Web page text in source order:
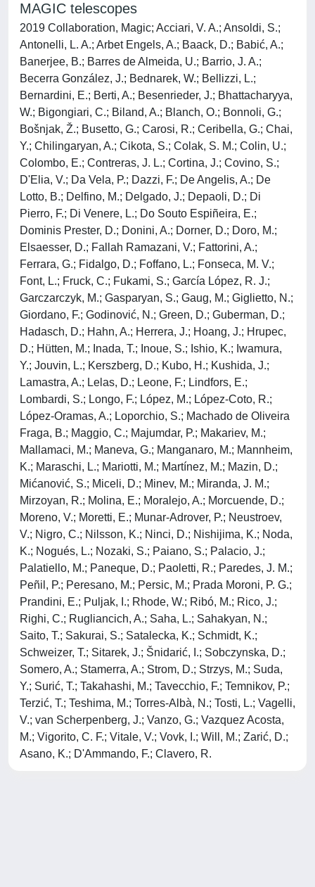
MAGIC telescopes
2019 Collaboration, Magic; Acciari, V. A.; Ansoldi, S.;
Antonelli, L. A.; Arbet Engels, A.; Baack, D.; Babić, A.;
Banerjee, B.; Barres de Almeida, U.; Barrio, J. A.;
Becerra González, J.; Bednarek, W.; Bellizzi, L.;
Bernardini, E.; Berti, A.; Besenrieder, J.; Bhattacharyya,
W.; Bigongiari, C.; Biland, A.; Blanch, O.; Bonnoli, G.;
Bošnjak, Ž.; Busetto, G.; Carosi, R.; Ceribella, G.; Chai,
Y.; Chilingaryan, A.; Cikota, S.; Colak, S. M.; Colin, U.;
Colombo, E.; Contreras, J. L.; Cortina, J.; Covino, S.;
D'Elia, V.; Da Vela, P.; Dazzi, F.; De Angelis, A.; De
Lotto, B.; Delfino, M.; Delgado, J.; Depaoli, D.; Di
Pierro, F.; Di Venere, L.; Do Souto Espiñeira, E.;
Dominis Prester, D.; Donini, A.; Dorner, D.; Doro, M.;
Elsaesser, D.; Fallah Ramazani, V.; Fattorini, A.;
Ferrara, G.; Fidalgo, D.; Foffano, L.; Fonseca, M. V.;
Font, L.; Fruck, C.; Fukami, S.; García López, R. J.;
Garczarczyk, M.; Gasparyan, S.; Gaug, M.; Giglietto, N.;
Giordano, F.; Godinović, N.; Green, D.; Guberman, D.;
Hadasch, D.; Hahn, A.; Herrera, J.; Hoang, J.; Hrupec,
D.; Hütten, M.; Inada, T.; Inoue, S.; Ishio, K.; Iwamura,
Y.; Jouvin, L.; Kerszberg, D.; Kubo, H.; Kushida, J.;
Lamastra, A.; Lelas, D.; Leone, F.; Lindfors, E.;
Lombardi, S.; Longo, F.; López, M.; López-Coto, R.;
López-Oramas, A.; Loporchio, S.; Machado de Oliveira
Fraga, B.; Maggio, C.; Majumdar, P.; Makariev, M.;
Mallamaci, M.; Maneva, G.; Manganaro, M.; Mannheim,
K.; Maraschi, L.; Mariotti, M.; Martínez, M.; Mazin, D.;
Mićanović, S.; Miceli, D.; Minev, M.; Miranda, J. M.;
Mirzoyan, R.; Molina, E.; Moralejo, A.; Morcuende, D.;
Moreno, V.; Moretti, E.; Munar-Adrover, P.; Neustroev,
V.; Nigro, C.; Nilsson, K.; Ninci, D.; Nishijima, K.; Noda,
K.; Nogués, L.; Nozaki, S.; Paiano, S.; Palacio, J.;
Palatiello, M.; Paneque, D.; Paoletti, R.; Paredes, J. M.;
Peñil, P.; Peresano, M.; Persic, M.; Prada Moroni, P. G.;
Prandini, E.; Puljak, I.; Rhode, W.; Ribó, M.; Rico, J.;
Righi, C.; Rugliancich, A.; Saha, L.; Sahakyan, N.;
Saito, T.; Sakurai, S.; Satalecka, K.; Schmidt, K.;
Schweizer, T.; Sitarek, J.; Šnidarić, I.; Sobczynska, D.;
Somero, A.; Stamerra, A.; Strom, D.; Strzys, M.; Suda,
Y.; Surić, T.; Takahashi, M.; Tavecchio, F.; Temnikov, P.;
Terzić, T.; Teshima, M.; Torres-Albà, N.; Tosti, L.; Vagelli,
V.; van Scherpenberg, J.; Vanzo, G.; Vazquez Acosta,
M.; Vigorito, C. F.; Vitale, V.; Vovk, I.; Will, M.; Zarić, D.;
Asano, K.; D'Ammando, F.; Clavero, R.